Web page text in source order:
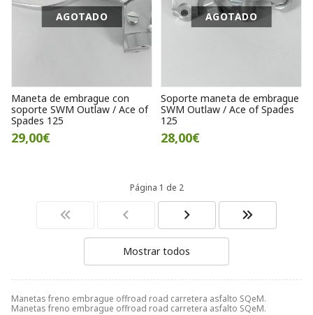
Manetas freno embrague offroad road carretera asfalto SQeM.
Manetas freno embrague offroad road carretera asfalto SQeM.
AGOTADO
Maneta de embrague con
soporte SWM Outlaw / Ace of
Spades 125
29,00€
AGOTADO
Soporte maneta de embrague
SWM Outlaw / Ace of Spades
125
28,00€
Página 1 de 2
Mostrar todos